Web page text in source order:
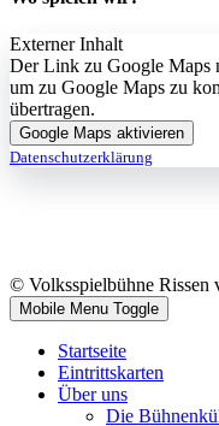
Externer Inhalt
Der Link zu Google Maps
um zu Google Maps zu
übertragen.
Google Maps aktivieren
Datenschutzerklärung
© Volksspielbühne Rissen
Mobile Menu Toggle
Startseite
Eintrittskarten
Über uns
Die